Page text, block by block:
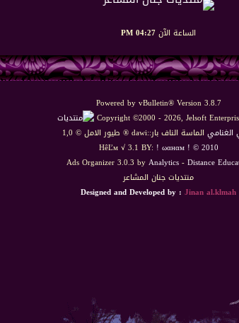
الساعة الآن04:27 PM
Powered by vBulletin® Version 3.8.7
Copyright ©2000 - 2026, Jelsoft
الغنامي الماسة الناف بار::dawi ® طيور الامل © 1,0
HêĽм √ 3.1 BY: ! ωαнαм ! © 2010
Ads Organizer 3.0.3 byAnalytics-Distance
منتديات جنان المشاعر
Designed and Developed by : Jinan al.klmah